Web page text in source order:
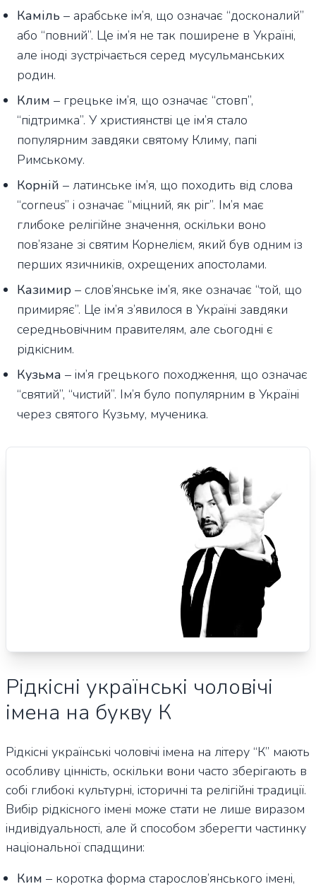
Каміль – арабське ім’я, що означає “досконалий”
або “повний”. Це ім’я не так поширене в Україні,
але іноді зустрічається серед мусульманських
родин.
Клим – грецьке ім’я, що означає “стовп”,
“підтримка”. У християнстві це ім’я стало
популярним завдяки святому Климу, папі
Римському.
Корній – латинське ім’я, що походить від слова
“corneus” і означає “міцний, як ріг”. Ім’я має
глибоке релігійне значення, оскільки воно
пов’язане зі святим Корнелієм, який був одним із
перших язичників, охрещених апостолами.
Казимир – слов’янське ім’я, яке означає “той, що
примиряє”. Це ім’я з’явилося в Україні завдяки
середньовічним правителям, але сьогодні є
рідкісним.
Кузьма – ім’я грецького походження, що означає
“святий”, “чистий”. Ім’я було популярним в Україні
через святого Кузьму, мученика.
Рідкісні українські чоловічі
імена на букву К
Рідкісні українські чоловічі імена на літеру “К” мають
особливу цінність, оскільки вони часто зберігають в
собі глибокі культурні, історичні та релігійні традиції.
Вибір рідкісного імені може стати не лише виразом
індивідуальності, але й способом зберегти частинку
національної спадщини:
Ким – коротка форма старослов’янського імені,